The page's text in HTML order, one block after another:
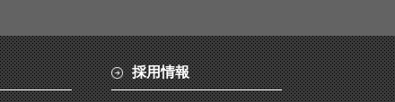
採用情報